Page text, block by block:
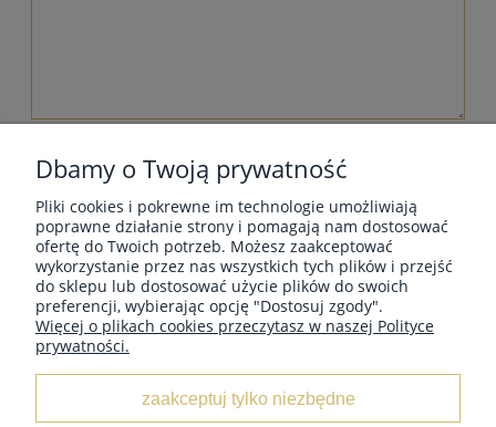
MOJE KONTO
Dbamy o Twoją prywatność
Pliki cookies i pokrewne im technologie umożliwiają
poprawne działanie strony i pomagają nam dostosować
ofertę do Twoich potrzeb. Możesz zaakceptować
wykorzystanie przez nas wszystkich tych plików i przejść
do sklepu lub dostosować użycie plików do swoich
preferencji, wybierając opcję "Dostosuj zgody".
Więcej o plikach cookies przeczytasz w naszej Polityce
prywatności.
zaakceptuj tylko niezbędne